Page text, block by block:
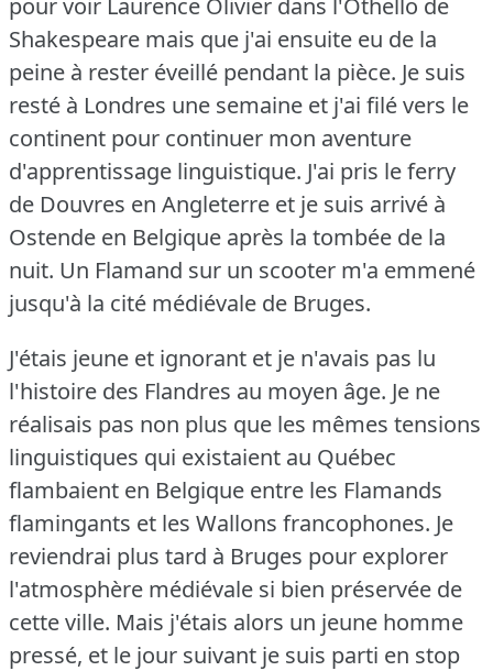
Shakespeare mais que j'ai ensuite eu de la
peine à rester éveillé pendant la pièce. Je suis
resté à Londres une semaine et j'ai filé vers le
continent pour continuer mon aventure
d'apprentissage linguistique. J'ai pris le ferry
de Douvres en Angleterre et je suis arrivé à
Ostende en Belgique après la tombée de la
nuit. Un Flamand sur un scooter m'a emmené
jusqu'à la cité médiévale de Bruges.
J'étais jeune et ignorant et je n'avais pas lu
l'histoire des Flandres au moyen âge. Je ne
réalisais pas non plus que les mêmes tensions
linguistiques qui existaient au Québec
flambaient en Belgique entre les Flamands
flamingants et les Wallons francophones. Je
reviendrai plus tard à Bruges pour explorer
l'atmosphère médiévale si bien préservée de
cette ville. Mais j'étais alors un jeune homme
pressé, et le jour suivant je suis parti en stop